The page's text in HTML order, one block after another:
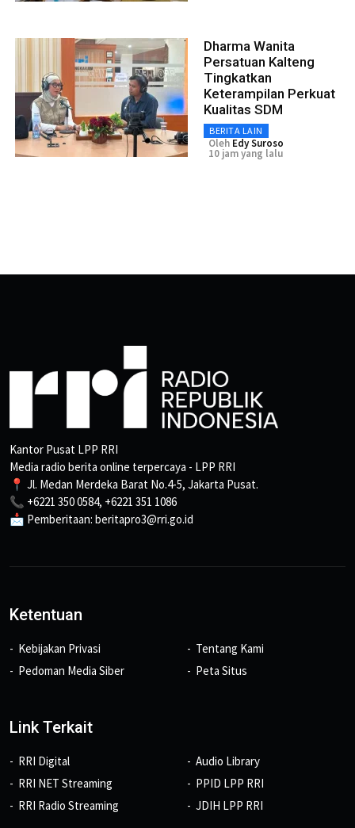
Dharma Wanita
Persatuan Kalteng
Tingkatkan
Keterampilan Perkuat
Kualitas SDM
BERITA LAIN
Oleh Edy Suroso
10 jam yang lalu
Kantor Pusat LPP RRI
Media radio berita online terpercaya - LPP RRI
📍 Jl. Medan Merdeka Barat No.4-5, Jakarta Pusat.
📞 +6221 350 0584, +6221 351 1086
📩 Pemberitaan: beritapro3@rri.go.id
Ketentuan
Kebijakan Privasi
Pedoman Media Siber
Tentang Kami
Peta Situs
Link Terkait
RRI Digital
RRI NET Streaming
RRI Radio Streaming
Audio Library
PPID LPP RRI
JDIH LPP RRI